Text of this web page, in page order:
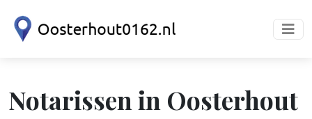
Notarissen in Oosterhout